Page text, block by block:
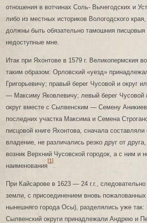
отношения в вотчинах Соль- Вычегодских и
либо из местных историков Вологодского
должны быть обязательно тамошния писцовыя
недоступные мне.
Итак при Яхонтове в 1579 г. Великопермския
таким образом: Орловский «уезд»
Григорьевичу; правый берег Чусовой и округ
— Максиму Яковлевичу; левый берег Чусовой
округ вместе с Сылвенским — Семену
последних участка Максима и Семена
писцовой книге Яхонтова, сначала
владение, не различались резко друг от
возник Верхний Чусовской городок, а с ним и
наименования
[1]
При Кайсарове в 1623 — 24 г.г.,
земли, с присоединением вновь
нынешняго города Осы), разделялись уже так:
Сылвенский округи принадлежали Андрею и